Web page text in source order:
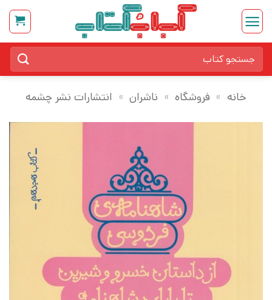
Skip
content
برای:
خانه » فروشگاه » ناشران » انتشارات نشر چشمه